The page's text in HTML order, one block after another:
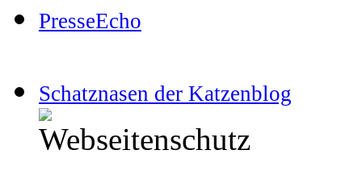
PresseEcho
Schatznasen der Katzenblog